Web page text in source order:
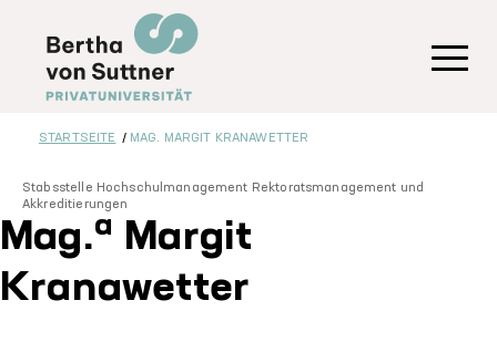
Inhalt
STARTSEITE MAG. MARGIT KRANAWETTER
Stabsstelle Hochschulmanagement Rektoratsmanagement und
Akkreditierungen
Mag.a Margit
Kranawetter